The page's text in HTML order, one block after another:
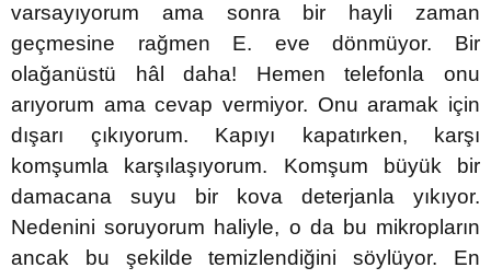
varsayıyorum ama sonra bir hayli zaman
geçmesine rağmen E. eve dönmüyor. Bir
olağanüstü hâl daha! Hemen telefonla onu
arıyorum ama cevap vermiyor. Onu aramak için
dışarı çıkıyorum. Kapıyı kapatırken, karşı
komşumla karşılaşıyorum. Komşum büyük bir
damacana suyu bir kova deterjanla yıkıyor.
Nedenini soruyorum haliyle, o da bu mikropların
ancak bu şekilde temizlendiğini söylüyor. En